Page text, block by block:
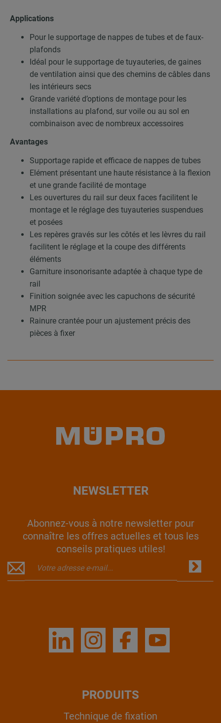
Applications
Pour le supportage de nappes de tubes et de faux-
plafonds
Idéal pour le supportage de tuyauteries, de gaines
de ventilation ainsi que des chemins de câbles dans
les intérieurs secs
Grande variété d’options de montage pour les
installations au plafond, sur voile ou au sol en
combinaison avec de nombreux accessoires
Avantages
Supportage rapide et efficace de nappes de tubes
Elément présentant une haute résistance à la flexion
et une grande facilité de montage
Les ouvertures du rail sur deux faces facilitent le
montage et le réglage des tuyauteries suspendues
et posées
Les repères gravés sur les côtés et les lèvres du rail
facilitent le réglage et la coupe des différents
éléments
Garniture insonorisante adaptée à chaque type de
rail
Finition soignée avec les capuchons de sécurité
MPR
Rainure crantée pour un ajustement précis des
pièces à fixer
NEWSLETTER
Abonnez-vous à notre newsletter pour
connaître les offres actuelles et tous les
conseils pratiques utiles!
PRODUITS
Technique de fixation